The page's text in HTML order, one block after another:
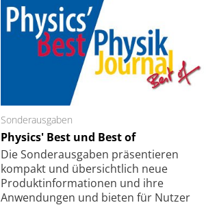
Sonderausgaben
Physics' Best und Best of
Die Sonder­ausgaben präsentieren
kompakt und übersichtlich neue
Produkt­informationen und ihre
Anwendungen und bieten für Nutzer
Faserkoppler mit Super-
Feinfokussierungsmechanismus